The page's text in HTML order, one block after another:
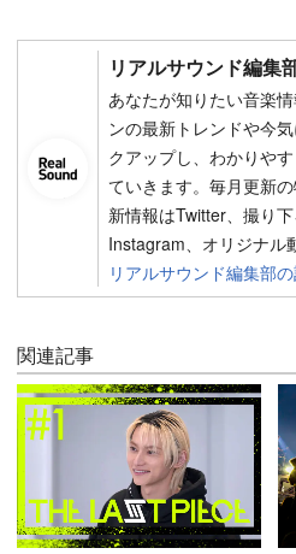
リアルサウンド編集
あなたが知りたい音楽
ンの最新トレンドや今
クアップし、わかりや
ていきます。毎月更新
新情報はTwitter、撮り
Instagram、オリジナル
リアルサウンド編集部
関連記事